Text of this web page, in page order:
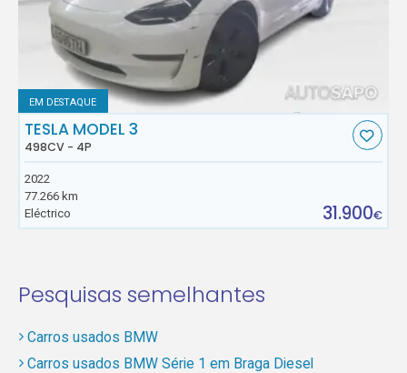
EM DESTAQUE
TESLA MODEL 3
498CV - 4P
2022
77.266 km
Eléctrico
31.900€
Pesquisas semelhantes
Carros usados BMW
Carros usados BMW Série 1 em Braga Diesel